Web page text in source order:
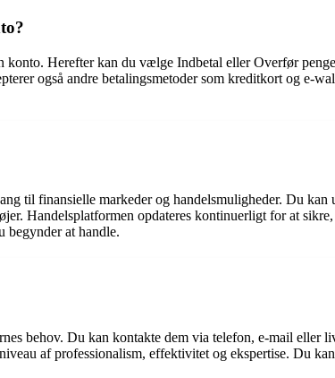
Herefter kan du vælge Indbetal eller Overfør
også andre betalingsmetoder som kreditkort og e-
til finansielle markeder og handelsmuligheder. Du
Handelsplatformen opdateres kontinuerligt for at
begynder at handle.
behov. Du kan kontakte dem via telefon, e-mail
af professionalism, effektivitet og ekspertise. Du